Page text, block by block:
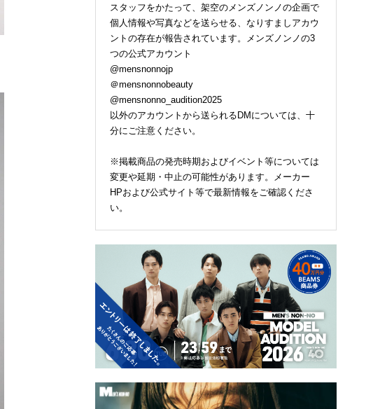
スタッフをかたって、架空のメンズノンノの企画で
個人情報や写真などを送らせる、なりすましアカウ
ントの存在が報告されています。メンズノンノの3
つの公式アカウント
@mensnonnojp
＠mensnonnobeauty
@mensnonno_audition2025
以外のアカウントから送られるDMについては、十
分にご注意ください。
※掲載商品の発売時期およびイベント等については
変更や延期・中止の可能性があります。メーカー
HPおよび公式サイト等で最新情報をご確認くださ
い。